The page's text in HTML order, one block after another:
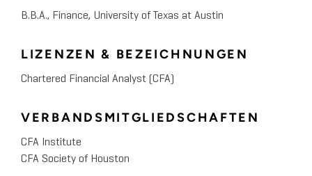
B.B.A., Finance, University of Texas at Austin
LIZENZEN & BEZEICHNUNGEN
Chartered Financial Analyst (CFA)
VERBANDSMITGLIEDSCHAFTEN
CFA Institute
CFA Society of Houston